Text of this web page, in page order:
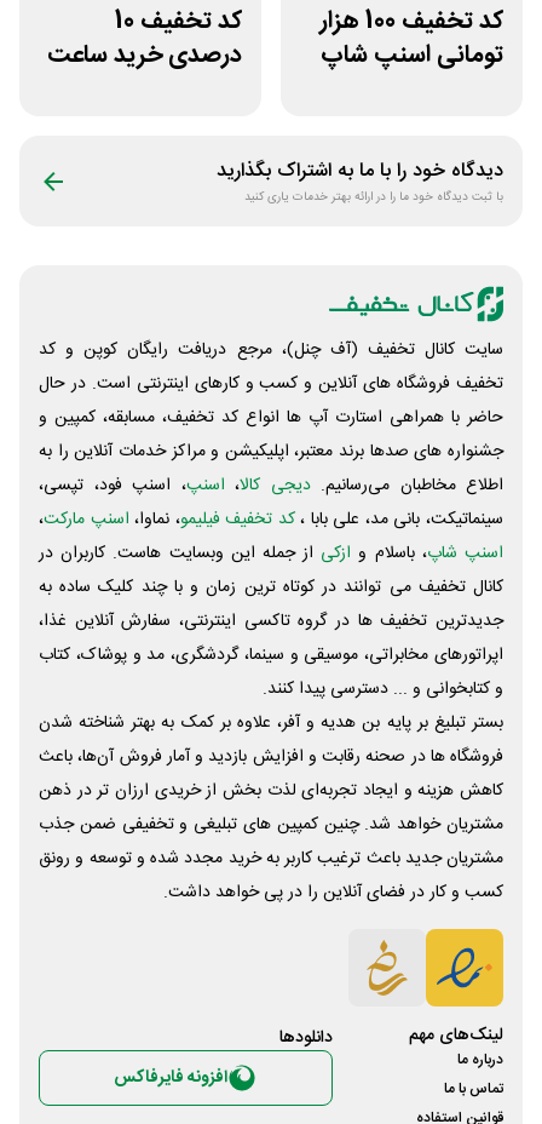
کد تخفیف 100 هزار
تومانی اسنپ شاپ
کد تخفیف 10
درصدی خرید ساعت
دیدگاه خود را با ما به اشتراک بگذارید
با ثبت دیدگاه خود ما را در ارائه بهتر خدمات یاری کنید
سایت کانال تخفیف (آف چنل)، مرجع دریافت رایگان کوپن و کد
تخفیف فروشگاه های آنلاین و کسب و‌ کارهای اینترنتی است. در حال
حاضر با همراهی استارت آپ ها انواع کد تخفیف، مسابقه، کمپین و
جشنواره های صدها برند معتبر، اپلیکیشن و مراکز خدمات آنلاین را به
اطلاع مخاطبان می‌رسانیم. دیجی کالا، اسنپ، اسنپ فود، تپسی،
سینماتیکت، بانی مد، علی‌ بابا ،کد تخفیف فیلیمو، نماوا، اسنپ مارکت،
اسنپ شاپ، باسلام و ازکی از جمله این وبسایت ‌هاست. کاربران در
کانال تخفیف می توانند در کوتاه ترین زمان و با چند کلیک ساده به
جدیدترین تخفیف ها در گروه تاکسی اینترنتی، سفارش آنلاین غذا،
اپراتورهای مخابراتی، موسیقی و سینما، گردشگری، مد و پوشاک، کتاب
و کتابخوانی و ... دسترسی پیدا کنند.
بستر تبلیغ بر پایه بن هدیه و آفر، علاوه بر کمک به بهتر شناخته شدن
فروشگاه ها در صحنه رقابت و افزایش بازدید و آمار فروش آن‌ها، باعث
کاهش هزینه و ایجاد تجربه‌ای لذت بخش از خریدی ارزان تر در ذهن
مشتریان خواهد شد. چنین کمپین های تبلیغی و تخفیفی ضمن جذب
مشتریان جدید باعث ترغیب کاربر به خرید مجدد شده و توسعه و رونق
کسب و کار در فضای آنلاین را در پی خواهد داشت.
لینک‌های مهم
درباره ما
تماس با ما
قوانین استفاده
دانلود‌ها
افزونه فایرفاکس